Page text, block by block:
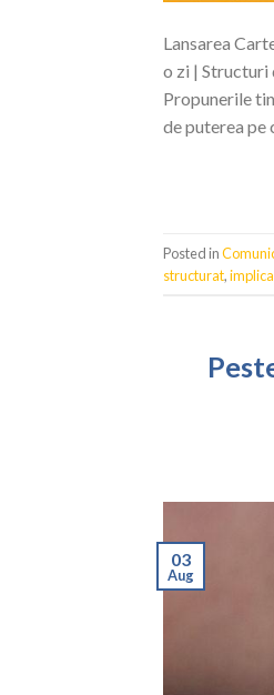
Lansarea
o zi | Structuri
Propunerile
de puterea pe
Posted in
structurat,
03
Aug